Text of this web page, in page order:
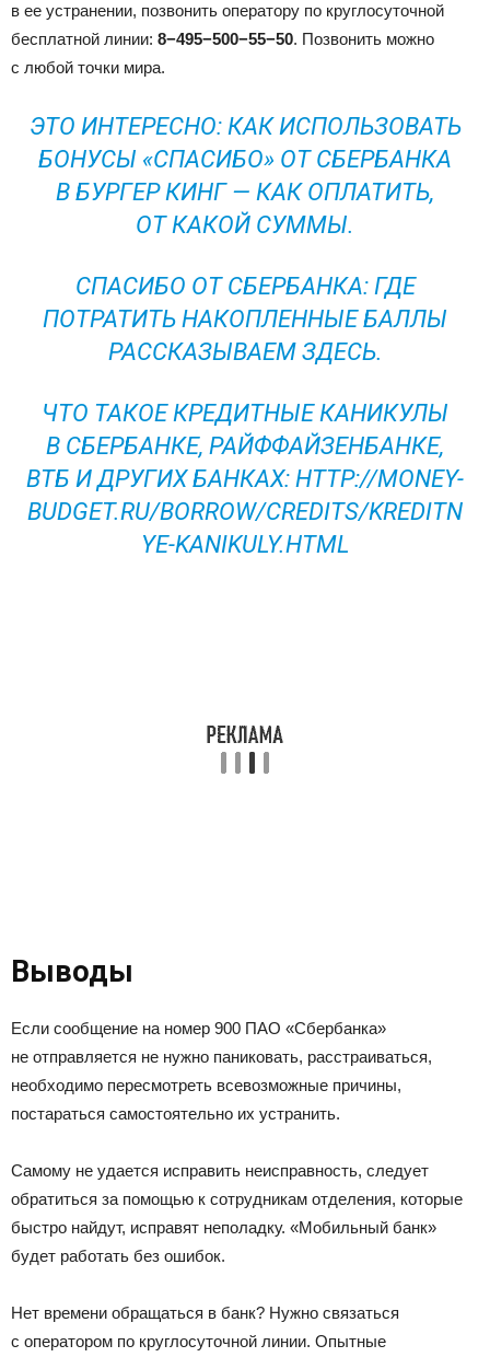
в ее устранении, позвонить оператору по круглосуточной
бесплатной линии: 8−495−500−55−50. Позвонить можно
с любой точки мира.
ЭТО ИНТЕРЕСНО: КАК ИСПОЛЬЗОВАТЬ
БОНУСЫ «СПАСИБО» ОТ СБЕРБАНКА
В БУРГЕР КИНГ — КАК ОПЛАТИТЬ,
ОТ КАКОЙ СУММЫ.
СПАСИБО ОТ СБЕРБАНКА: ГДЕ
ПОТРАТИТЬ НАКОПЛЕННЫЕ БАЛЛЫ
РАССКАЗЫВАЕМ ЗДЕСЬ.
ЧТО ТАКОЕ КРЕДИТНЫЕ КАНИКУЛЫ
В СБЕРБАНКЕ, РАЙФФАЙЗЕНБАНКЕ,
ВТБ И ДРУГИХ БАНКАХ: HTTP://MONEY-
BUDGET.RU/BORROW/CREDITS/KREDITN
YE-KANIKULY.HTML
Выводы
Если сообщение на номер 900 ПАО «Сбербанка»
не отправляется не нужно паниковать, расстраиваться,
необходимо пересмотреть всевозможные причины,
постараться самостоятельно их устранить.
Самому не удается исправить неисправность, следует
обратиться за помощью к сотрудникам отделения, которые
быстро найдут, исправят неполадку. «Мобильный банк»
будет работать без ошибок.
Нет времени обращаться в банк? Нужно связаться
с оператором по круглосуточной линии. Опытные